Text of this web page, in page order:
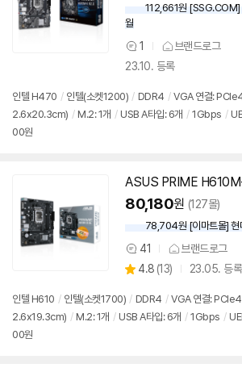
112,661원 [SSG.COM]
월
상
품
견
1
브랜드로그
23.10. 등록
인텔 H470 / 인텔(소켓1200) / DDR4 / VGA 연결:
2.6x20.3cm) / M.2: 1개 / USB A타입: 6개 / 1Gbps /
00원
ASUS PRIME
80,180원 (127몰)
78,704원 [이마트몰] 현
상
품
견
41 브랜드로그
별
점
4.8 (상
리
뷰
13) 23.05. 등록
인텔 H610 / 인텔(소켓1700) / DDR4 / VGA 연결:
2.6x19.3cm) / M.2: 1개 / USB A타입: 6개 / 1Gbps /
00원